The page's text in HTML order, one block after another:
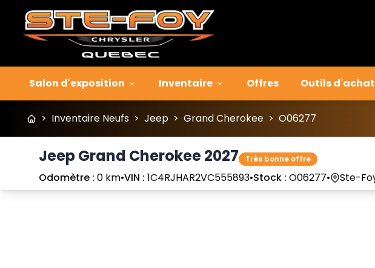
Salon d'exposition Inventaire Offres Outils d'achat
> Inventaire Neufs > Jeep > Grand Cherokee > O06277
Jeep Grand Cherokee 2027 Très bonne offre
Odomètre : 0 km•VIN : 1C4RJHAR2VC555893•Stock : O06277• Ste-